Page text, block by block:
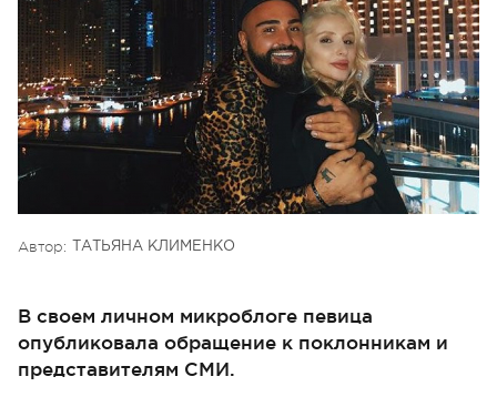
Автор: ТАТЬЯНА КЛИМЕНКО
В своем личном микроблоге певица
опубликовала обращение к поклонникам и
представителям СМИ.